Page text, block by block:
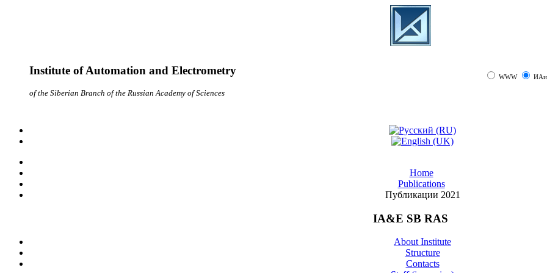
Institute of Automation and Electrometry
of the Siberian Branch of the Russian Academy of Sciences
WWW
Home
Publications
Публикации 2021
IA&E SB RAS
About Institute
Structure
Contacts